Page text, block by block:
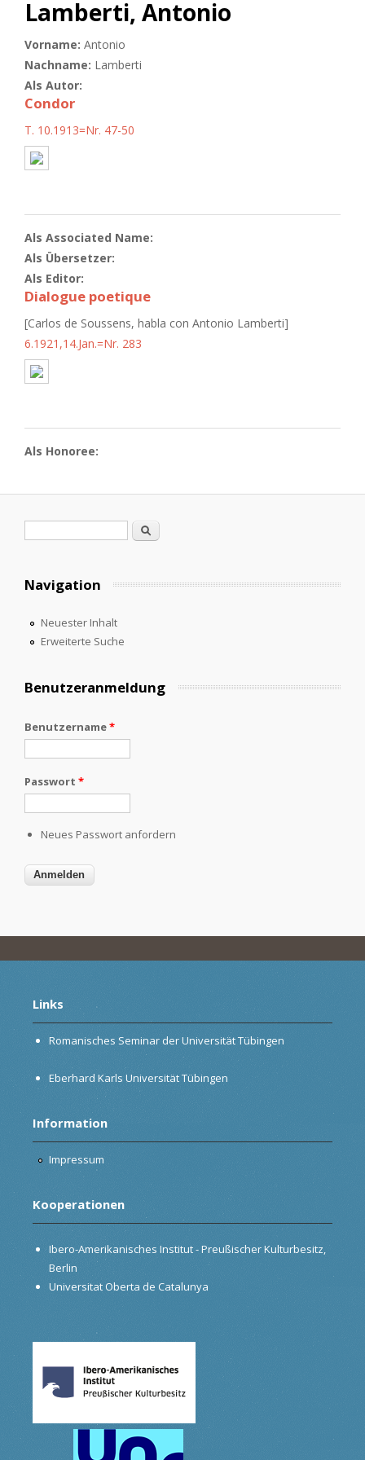
Lamberti, Antonio
Vorname: Antonio
Nachname: Lamberti
Als Autor:
Condor
T. 10.1913=Nr. 47-50
Als Associated Name:
Als Übersetzer:
Als Editor:
Dialogue poetique
[Carlos de Soussens, habla con Antonio Lamberti]
6.1921,14.Jan.=Nr. 283
Als Honoree:
Suche
Navigation
Neuester Inhalt
Erweiterte Suche
Benutzeranmeldung
Benutzername*
Passwort *
Neues Passwort anfordern
Links
Romanisches Seminar der Universität Tübingen
Eberhard Karls Universität Tübingen
Information
Impressum
Kooperationen
Ibero-Amerikanisches Institut - Preußischer Kulturbesitz,
Berlin
Universitat Oberta de Catalunya